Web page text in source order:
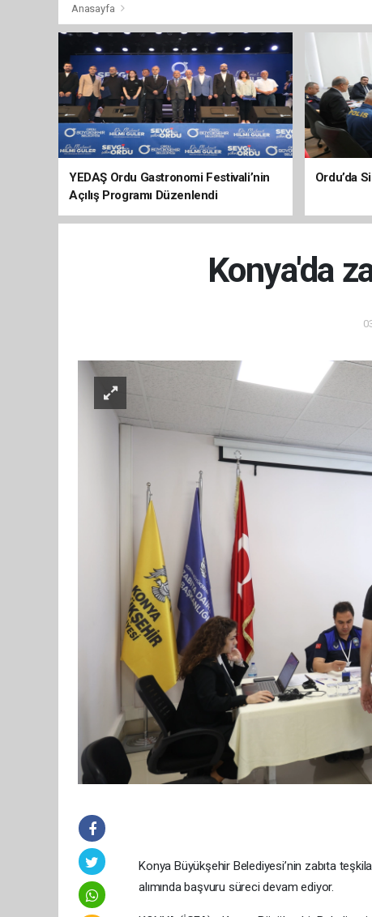
Anasayfa
YEDAŞ Ordu Gastronomi Festivali’nin
Açılış Programı Düzenlendi
Ordu’da
Konya'da
Konya Büyükşehir Belediyesi’nin zabıta
alımında başvuru süreci devam ediyor.